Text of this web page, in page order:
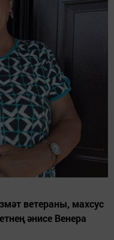
ветераны, махсус
әнисе Венера